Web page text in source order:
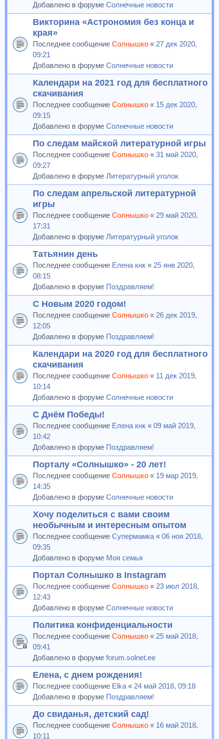
Добавлено в форуме Солнечные новости
Викторина «Астрономия без конца и
края»
Последнее сообщение Солнышко « 27 дек 2020,
09:21
Добавлено в форуме Солнечные новости
Календари на 2021 год для бесплатного
скачивания
Последнее сообщение Солнышко « 15 дек 2020,
09:15
Добавлено в форуме Солнечные новости
По следам майской литературной игры
Последнее сообщение Солнышко « 31 май 2020,
09:27
Добавлено в форуме Литературный уголок
По следам апрельской литературной
игры
Последнее сообщение Солнышко « 29 май 2020,
17:31
Добавлено в форуме Литературный уголок
Татьянин день
Последнее сообщение Елена кнк « 25 янв 2020,
08:15
Добавлено в форуме Поздравляем!
С Новым 2020 годом!
Последнее сообщение Солнышко « 26 дек 2019,
12:05
Добавлено в форуме Поздравляем!
Календари на 2020 год для бесплатного
скачивания
Последнее сообщение Солнышко « 11 дек 2019,
10:14
Добавлено в форуме Солнечные новости
С Днём Победы!
Последнее сообщение Елена кнк « 09 май 2019,
10:42
Добавлено в форуме Поздравляем!
Порталу «Солнышко» - 20 лет!
Последнее сообщение Солнышко « 19 мар 2019,
14:35
Добавлено в форуме Солнечные новости
Хочу поделиться с вами своим
необычным и интересным опытом
Последнее сообщение Супермамка « 06 ноя 2018,
09:35
Добавлено в форуме Моя семья
Портал Солнышко в Instagram
Последнее сообщение Солнышко « 23 июл 2018,
12:43
Добавлено в форуме Солнечные новости
Политика конфиденциальности
Последнее сообщение Солнышко « 25 май 2018,
09:41
Добавлено в форуме forum.solnet.ee
Елена, с днем рождения!
Последнее сообщение Elka « 24 май 2018, 09:18
Добавлено в форуме Поздравляем!
До свиданья, детский сад!
Последнее сообщение Солнышко « 16 май 2018,
10:11